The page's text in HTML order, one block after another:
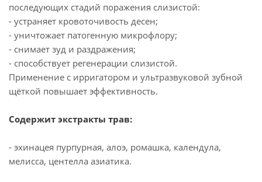
последующих стадий поражения слизистой:
- устраняет кровоточивость десен;
- уничтожает патогенную микрофлору;
- снимает зуд и раздражения;
- способствует регенерации слизистой.
Применение с ирригатором и ультразвуковой зубной
щёткой повышает эффективность.
Содержит экстракты трав:
- эхинацея пурпурная, алоэ, ромашка, календула,
мелисса, центелла азиатика.